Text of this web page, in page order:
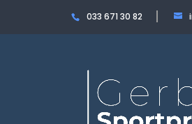
033 671 30 82